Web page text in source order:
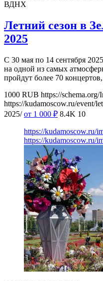
ВДНХ
Летний сезон в
2025
С 30 мая по 14 сентября
на одной из самых
пройдут более 70
1000 RUB https://schema.org/
https://kudamoscow.ru/event/
2025/ от 1 000 ₽ 8.4K 10
https://kudamoscow.ru/
https://kudamoscow.ru/